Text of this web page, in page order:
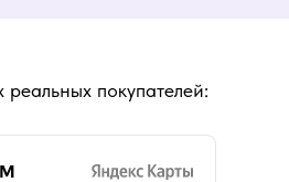
покупателей: